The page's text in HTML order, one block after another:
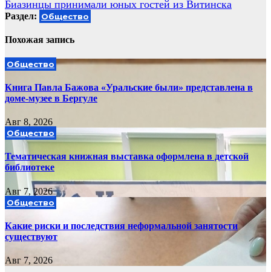
по
записям
Биазинцы принимали юных гостей из Витинска
Раздел: Общество
Похожая запись
Общество
Книга Павла Бажова «Уральские были» представлена в
доме-музее в Бергуле
Авг 8, 2026
Общество
Тематическая книжная выставка оформлена в детской
библиотеке
Авг 7, 2026
Общество
Какие риски и последствия неформальной занятости
существуют
Авг 7, 2026